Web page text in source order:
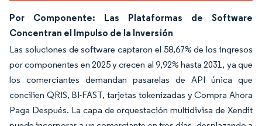
Por Componente: Las Plataformas de Software
Concentran el Impulso de la Inversión
Las soluciones de software captaron el 58,67% de los ingresos
por componentes en 2025 y crecen al 9,92% hasta 2031, ya que
los comerciantes demandan pasarelas de API única que
concilien QRIS, BI-FAST, tarjetas tokenizadas y Compra Ahora
Paga Después. La capa de orquestación multidivisa de Xendit